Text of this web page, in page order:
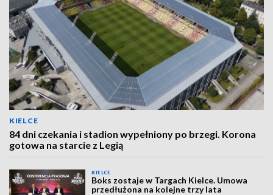
KIELCE
84 dni czekania i stadion wypełniony po brzegi. Korona
gotowa na starcie z Legią
KIELCE
Boks zostaje w Targach Kielce. Umowa
przedłużona na kolejne trzy lata